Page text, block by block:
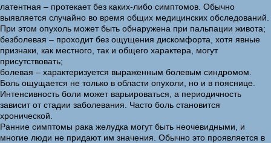
латентная – протекает без каких-либо симптомов. Обычно
выявляется случайно во время общих медицинских обследований.
При этом опухоль может быть обнаружена при пальпации живота;
безболевая – проходит без ощущения дискомфорта, хотя явные
признаки, как местного, так и общего характера, могут
присутствовать;
болевая – характеризуется выраженным болевым синдромом.
Боль ощущается не только в области опухоли, но и в пояснице.
Интенсивность боли может варьироваться, а периодичность
зависит от стадии заболевания. Часто боль становится
хронической.
Ранние симптомы рака желудка могут быть неочевидными, и
многие люди не придают им значения. Обычно это проявляется в